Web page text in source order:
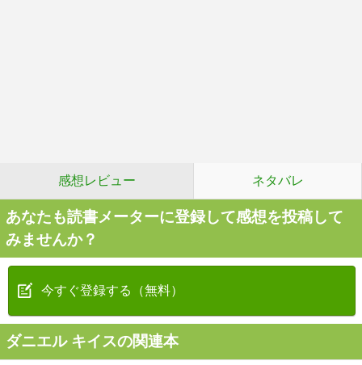
感想レビュー ネタバレ
あなたも読書メーターに登録して感想を投稿して
みませんか？
今すぐ登録する（無料）
ダニエル キイスの関連本